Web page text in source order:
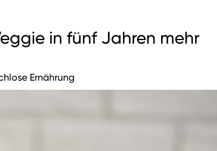
in fünf Jahren mehr
Ernährung